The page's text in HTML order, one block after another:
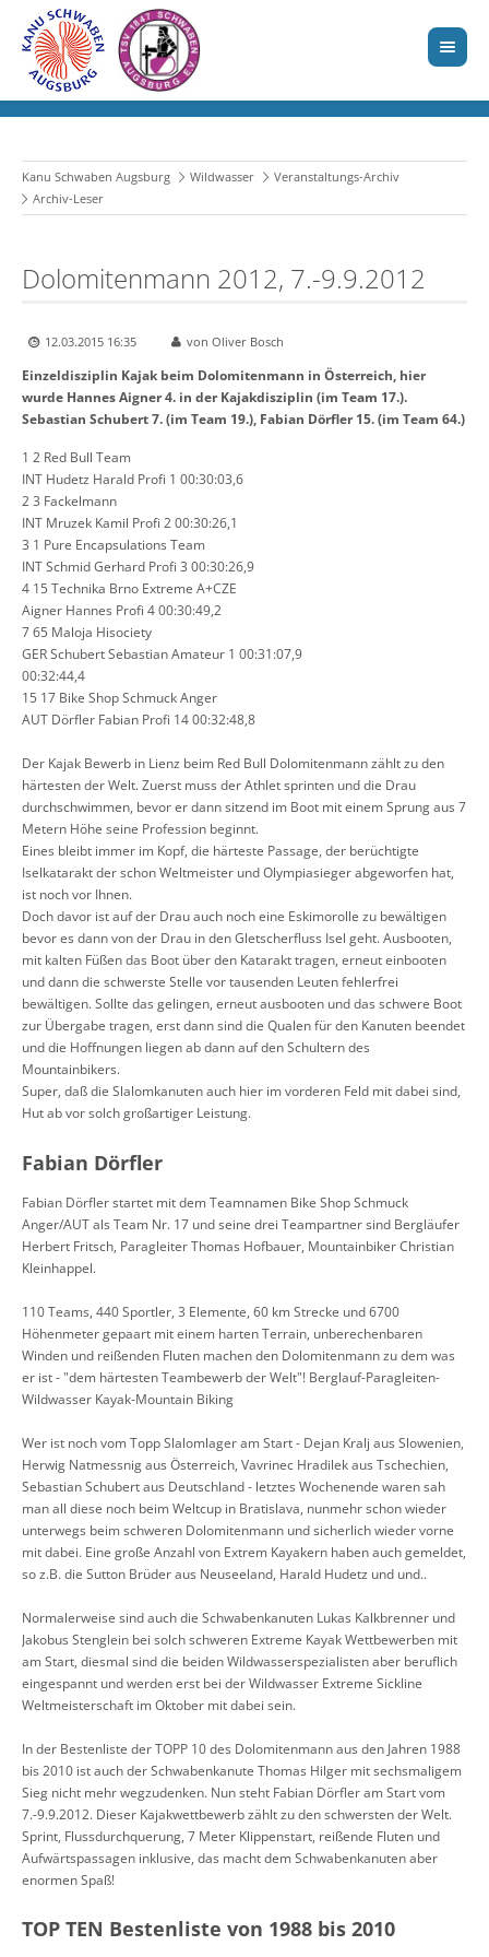
Kanu Schwaben Augsburg Wildwasser
Veranstaltungs-Archiv
Archiv-Leser
Dolomitenmann 2012, 7.-9.9.2012
12.03.2015 16:35 von Oliver Bosch
Einzeldisziplin Kajak beim Dolomitenmann in Österreich, hier
wurde Hannes Aigner 4. in der Kajakdisziplin (im Team 17.).
Sebastian Schubert 7. (im Team 19.), Fabian Dörfler 15. (im Team 64.)
1 2 Red Bull Team
INT Hudetz Harald Profi 1 00:30:03,6
2 3 Fackelmann
INT Mruzek Kamil Profi 2 00:30:26,1
3 1 Pure Encapsulations Team
INT Schmid Gerhard Profi 3 00:30:26,9
4 15 Technika Brno Extreme A+CZE
Aigner Hannes Profi 4 00:30:49,2
7 65 Maloja Hisociety
GER Schubert Sebastian Amateur 1 00:31:07,9
00:32:44,4
15 17 Bike Shop Schmuck Anger
AUT Dörfler Fabian Profi 14 00:32:48,8
Der Kajak Bewerb in Lienz beim Red Bull Dolomitenmann zählt zu den
härtesten der Welt. Zuerst muss der Athlet sprinten und die Drau
durchschwimmen, bevor er dann sitzend im Boot mit einem Sprung aus 7
Metern Höhe seine Profession beginnt.
Eines bleibt immer im Kopf, die härteste Passage, der berüchtigte
Iselkatarakt der schon Weltmeister und Olympiasieger abgeworfen hat,
ist noch vor Ihnen.
Doch davor ist auf der Drau auch noch eine Eskimorolle zu bewältigen
bevor es dann von der Drau in den Gletscherfluss Isel geht. Ausbooten,
mit kalten Füßen das Boot über den Katarakt tragen, erneut einbooten
und dann die schwerste Stelle vor tausenden Leuten fehlerfrei
bewältigen. Sollte das gelingen, erneut ausbooten und das schwere Boot
zur Übergabe tragen, erst dann sind die Qualen für den Kanuten beendet
und die Hoffnungen liegen ab dann auf den Schultern des
Mountainbikers.
Super, daß die Slalomkanuten auch hier im vorderen Feld mit dabei sind,
Hut ab vor solch großartiger Leistung.
Fabian Dörfler
Fabian Dörfler startet mit dem Teamnamen Bike Shop Schmuck
Anger/AUT als Team Nr. 17 und seine drei Teampartner sind Bergläufer
Herbert Fritsch, Paragleiter Thomas Hofbauer, Mountainbiker Christian
Kleinhappel.
110 Teams, 440 Sportler, 3 Elemente, 60 km Strecke und 6700
Höhenmeter gepaart mit einem harten Terrain, unberechenbaren
Winden und reißenden Fluten machen den Dolomitenmann zu dem was
er ist - "dem härtesten Teambewerb der Welt"! Berglauf-Paragleiten-
Wildwasser Kayak-Mountain Biking
Wer ist noch vom Topp Slalomlager am Start - Dejan Kralj aus Slowenien,
Herwig Natmessnig aus Österreich, Vavrinec Hradilek aus Tschechien,
Sebastian Schubert aus Deutschland - letztes Wochenende waren sah
man all diese noch beim Weltcup in Bratislava, nunmehr schon wieder
unterwegs beim schweren Dolomitenmann und sicherlich wieder vorne
mit dabei. Eine große Anzahl von Extrem Kayakern haben auch gemeldet,
so z.B. die Sutton Brüder aus Neuseeland, Harald Hudetz und und..
Normalerweise sind auch die Schwabenkanuten Lukas Kalkbrenner und
Jakobus Stenglein bei solch schweren Extreme Kayak Wettbewerben mit
am Start, diesmal sind die beiden Wildwasserspezialisten aber beruflich
eingespannt und werden erst bei der Wildwasser Extreme Sickline
Weltmeisterschaft im Oktober mit dabei sein.
In der Bestenliste der TOPP 10 des Dolomitenmann aus den Jahren 1988
bis 2010 ist auch der Schwabenkanute Thomas Hilger mit sechsmaligem
Sieg nicht mehr wegzudenken. Nun steht Fabian Dörfler am Start vom
7.-9.9.2012. Dieser Kajakwettbewerb zählt zu den schwersten der Welt.
Sprint, Flussdurchquerung, 7 Meter Klippenstart, reißende Fluten und
Aufwärtspassagen inklusive, das macht dem Schwabenkanuten aber
enormen Spaß!
TOP TEN Bestenliste von 1988 bis 2010